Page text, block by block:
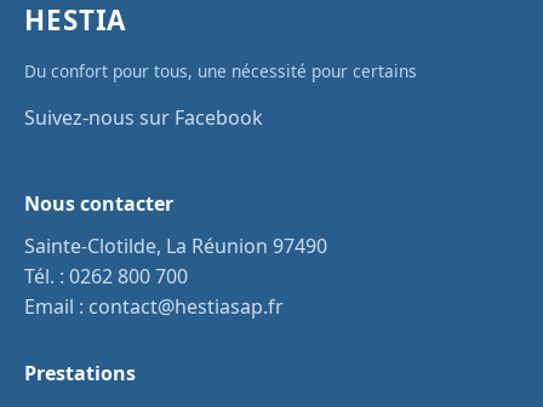
HESTIA
Du confort pour tous, une nécessité pour certains
Suivez-nous sur Facebook
Nous contacter
Sainte-Clotilde, La Réunion 97490
Tél. : 0262 800 700
Email : contact@hestiasap.fr
Prestations